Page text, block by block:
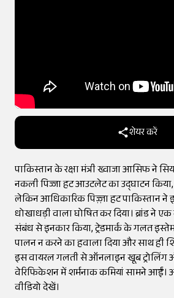
शेयर करें
पाकिस्तान के रक्षा मंत्री ख्वाजा आसिफ ने
नकली पिज्जा हट आउटलेट का उद्घाटन
लेकिन आधिकारिक पिज़्ज़ा हट पाकिस्तान
धोखाधड़ी वाला घोषित कर दिया। ब्रांड ने
संबंध से इनकार किया, ट्रेडमार्क के गलत
पालन न करने का हवाला दिया और साथ ही
इस वायरल गलती से ऑनलाइन खूब ट्रोलिंग
वेरिफिकेशन में शर्मनाक कमियां सामने आईं।
वीडियो देखें।